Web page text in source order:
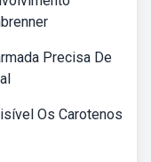
Precisa De
Os Carotenos